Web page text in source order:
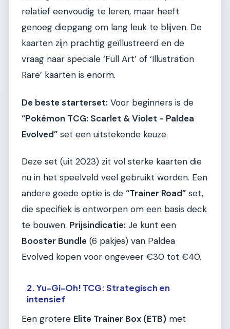
relatief eenvoudig te leren, maar heeft
genoeg diepgang om lang leuk te blijven. De
kaarten zijn prachtig geïllustreerd en de
vraag naar speciale ‘Full Art’ of ‘Illustration
Rare’ kaarten is enorm.
De beste starterset: Voor beginners is de
“Pokémon TCG: Scarlet & Violet - Paldea
Evolved” set een uitstekende keuze.
Deze set (uit 2023) zit vol sterke kaarten die
nu in het speelveld veel gebruikt worden. Een
andere goede optie is de “Trainer Road” set,
die specifiek is ontworpen om een basis deck
te bouwen. Prijsindicatie: Je kunt een
Booster Bundle (6 pakjes) van Paldea
Evolved kopen voor ongeveer €30 tot €40.
2. Yu-Gi-Oh! TCG: Strategisch en
intensief
Een grotere Elite Trainer Box (ETB) met